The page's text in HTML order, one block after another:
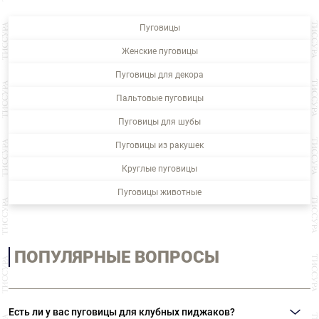
Пуговицы
Женские пуговицы
Пуговицы для декора
Пальтовые пуговицы
Пуговицы для шубы
Пуговицы из ракушек
Круглые пуговицы
Пуговицы животные
ПОПУЛЯРНЫЕ ВОПРОСЫ
Есть ли у вас пуговицы для клубных пиджаков?